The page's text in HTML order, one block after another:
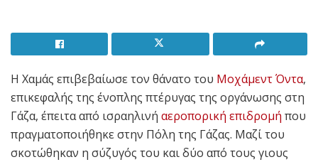
Η Χαμάς επιβεβαίωσε τον θάνατο του Μοχάμεντ Όντα,
επικεφαλής της ένοπλης πτέρυγας της οργάνωσης στη
Γάζα, έπειτα από ισραηλινή αεροπορική επιδρομή που
πραγματοποιήθηκε στην Πόλη της Γάζας. Μαζί του
σκοτώθηκαν η σύζυγός του και δύο από τους γιους